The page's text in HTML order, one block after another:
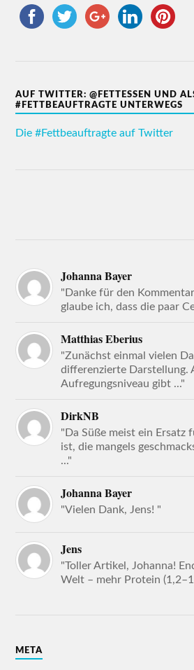
AUF TWITTER: @FETTESSEN UND
#FETTBEAUFTRAGTE UNTERWEGS
Die #Fettbeauftragte auf Twitter
Johanna Bayer
"Danke für den
glaube ich, dass die paar
Matthias Eberius
"Zunächst einmal vielen
differenzierte Darstellung.
Aufregungsniveau gibt ..."
DirkNB
"Da Süße meist ein Ersatz
ist, die mangels
..."
Johanna Bayer
"Vielen Dank, Jens! "
Jens
"Toller Artikel, Johanna!
Welt – mehr Protein
META